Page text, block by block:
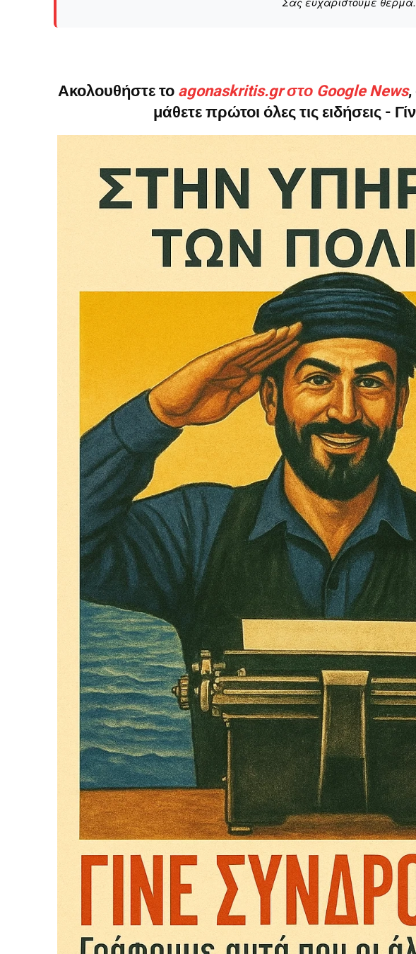
Το να βλέπετε αυτά τα μηνύματα μπορεί να
βρίσκουμε κάποια ευχαρίστηση από το
πολύ πιο σημαντικό: την επιβίωση της
- Κάνουμε ρεπορτάζ χωρίς φόβο και
αποσιωπήσουμε.
- Κρατάμε τη δημοσιογραφία μας
ικανότητα να πληρώσουν. Χωρίς
Η απλή αλήθεια είναι ότι τα έσοδα
ενημέρωση είναι ζωτικής σημασίας για τη
να συνεχίσουμε.
Ακολουθήστε το agonaskritis.gr στο Google News,
μάθετε πρώτοι όλες τις ειδήσεις -